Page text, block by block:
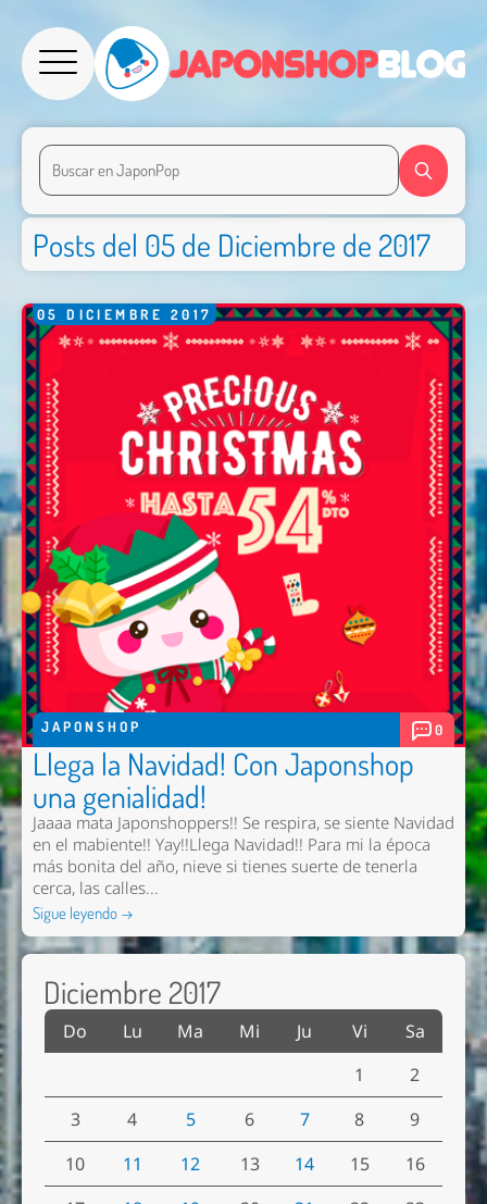
Posts del 05 de Diciembre de 2017
05 DICIEMBRE 2017
JAPONSHOP 0
Llega la Navidad! Con Japonshop
una genialidad!
Jaaaa mata Japonshoppers!! Se respira, se siente Navidad
en el mabiente!! Yay!!Llega Navidad!! Para mi la época
más bonita del año, nieve si tienes suerte de tenerla
cerca, las calles...
Sigue leyendo →
Diciembre 2017
Do Lu Ma Mi Ju Vi
Sa
1
2
3
4 5 6 7 8
9
10
11 12 13 14 15
16